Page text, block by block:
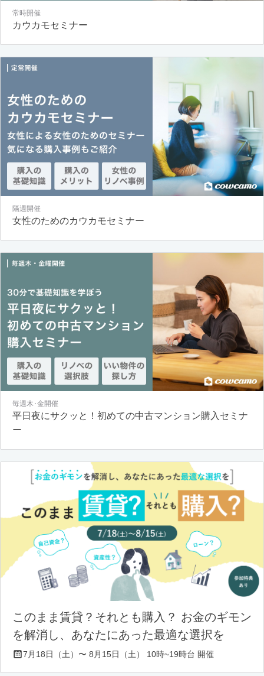
常時開催
カウカモセミナー
隔週開催
女性のためのカウカモセミナー
毎週木･金開催
平日夜にサクッと！初めての中古マンション購入セミナ
ー
このまま賃貸？それとも購入？ お金のギモン
を解消し、あなたにあった最適な選択を
7月18日（土）〜 8月15日（土） 10時~19時台 開催